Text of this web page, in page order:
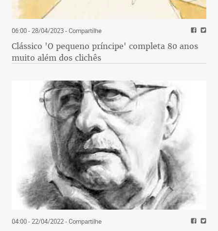
06:00 - 28/04/2023- Compartilhe
Clássico 'O pequeno príncipe' completa 80 anos
muito além dos clichês
04:00 - 22/04/2022- Compartilhe